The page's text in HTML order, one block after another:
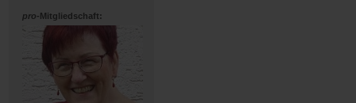
pro-Mitgliedschaft: